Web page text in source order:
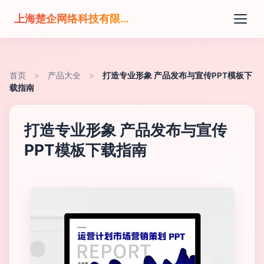
上海楚企网络科技有限公司
首页 > 产品大全 >
打造专业形象 产品发布与宣传PPT模板下
载指南
打造专业形象 产品发布与宣传
PPT模板下载指南